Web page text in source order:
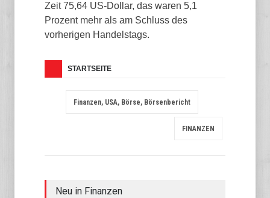
Zeit 75,64 US-Dollar, das waren 5,1
Prozent mehr als am Schluss des
vorherigen Handelstags.
STARTSEITE
Finanzen, USA, Börse, Börsenbericht
FINANZEN
Neu in Finanzen